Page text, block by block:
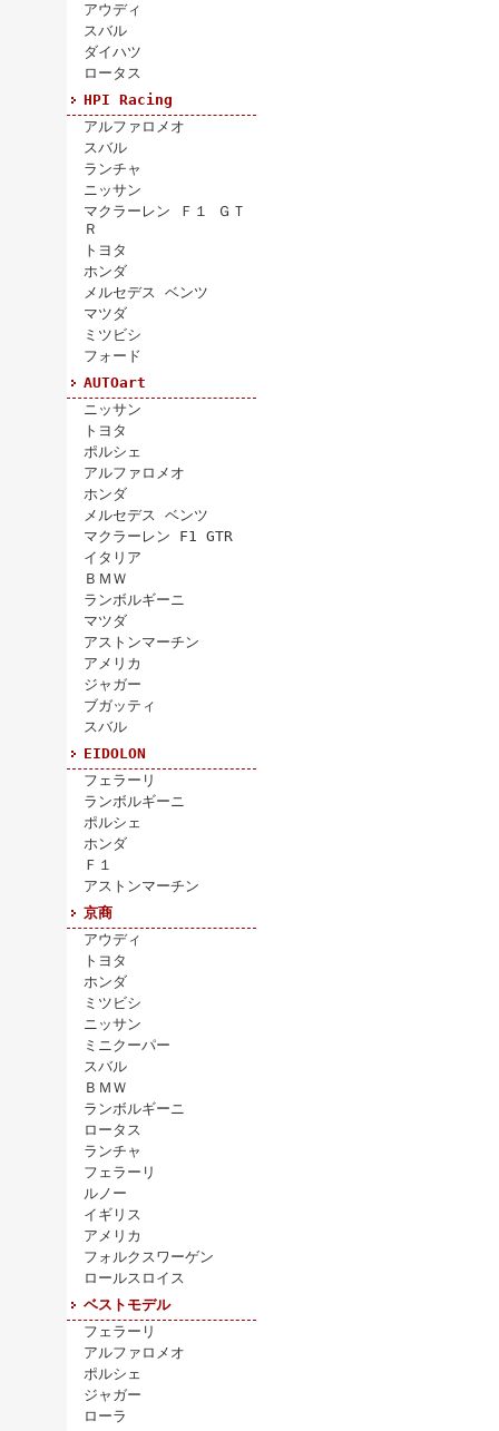
アウディ
スバル
ダイハツ
ロータス
HPI Racing
アルファロメオ
スバル
ランチャ
ニッサン
マクラーレン Ｆ１ ＧＴ
Ｒ
トヨタ
ホンダ
メルセデス ベンツ
マツダ
ミツビシ
フォード
AUTOart
ニッサン
トヨタ
ポルシェ
アルファロメオ
ホンダ
メルセデス ベンツ
マクラーレン F1 GTR
イタリア
ＢＭＷ
ランボルギーニ
マツダ
アストンマーチン
アメリカ
ジャガー
ブガッティ
スバル
EIDOLON
フェラーリ
ランボルギーニ
ポルシェ
ホンダ
Ｆ１
アストンマーチン
京商
アウディ
トヨタ
ホンダ
ミツビシ
ニッサン
ミニクーパー
スバル
ＢＭＷ
ランボルギーニ
ロータス
ランチャ
フェラーリ
ルノー
イギリス
アメリカ
フォルクスワーゲン
ロールスロイス
ベストモデル
フェラーリ
アルファロメオ
ポルシェ
ジャガー
ローラ